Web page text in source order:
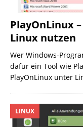
PlayOnLinux
Linux nutzen
Wer Windows-
dafür ein Tool wie
PlayOnLinux unter
LINUX